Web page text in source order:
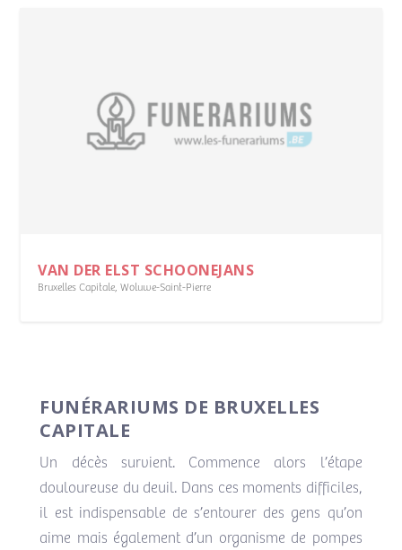
VAN DER ELST SCHOONEJANS
Bruxelles Capitale,Woluwe-Saint-Pierre
FUNÉRARIUMS DE BRUXELLES
CAPITALE
Un décès survient. Commence alors l’étape
douloureuse du deuil. Dans ces moments difficiles,
il est indispensable de s’entourer des gens qu’on
aime mais également d’un organisme de pompes